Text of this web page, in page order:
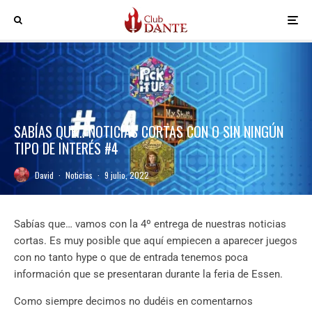
SABÍAS QUE… NOTICIAS CORTAS CON O SIN NINGÚN
TIPO DE INTERÉS #4
David · Noticias · 9 julio, 2022
Sabías que… vamos con la 4º entrega de nuestras noticias
cortas. Es muy posible que aquí empiecen a aparecer juegos
con no tanto hype o que de entrada tenemos poca
información que se presentaran durante la feria de Essen.
Como siempre decimos no dudéis en comentarnos